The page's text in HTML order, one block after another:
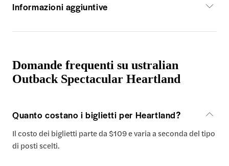
Informazioni aggiuntive
Domande frequenti su ustralian
Outback Spectacular Heartland
Quanto costano i biglietti per Heartland?
Il costo dei biglietti parte da $109 e varia a seconda del tipo
di posti scelti.